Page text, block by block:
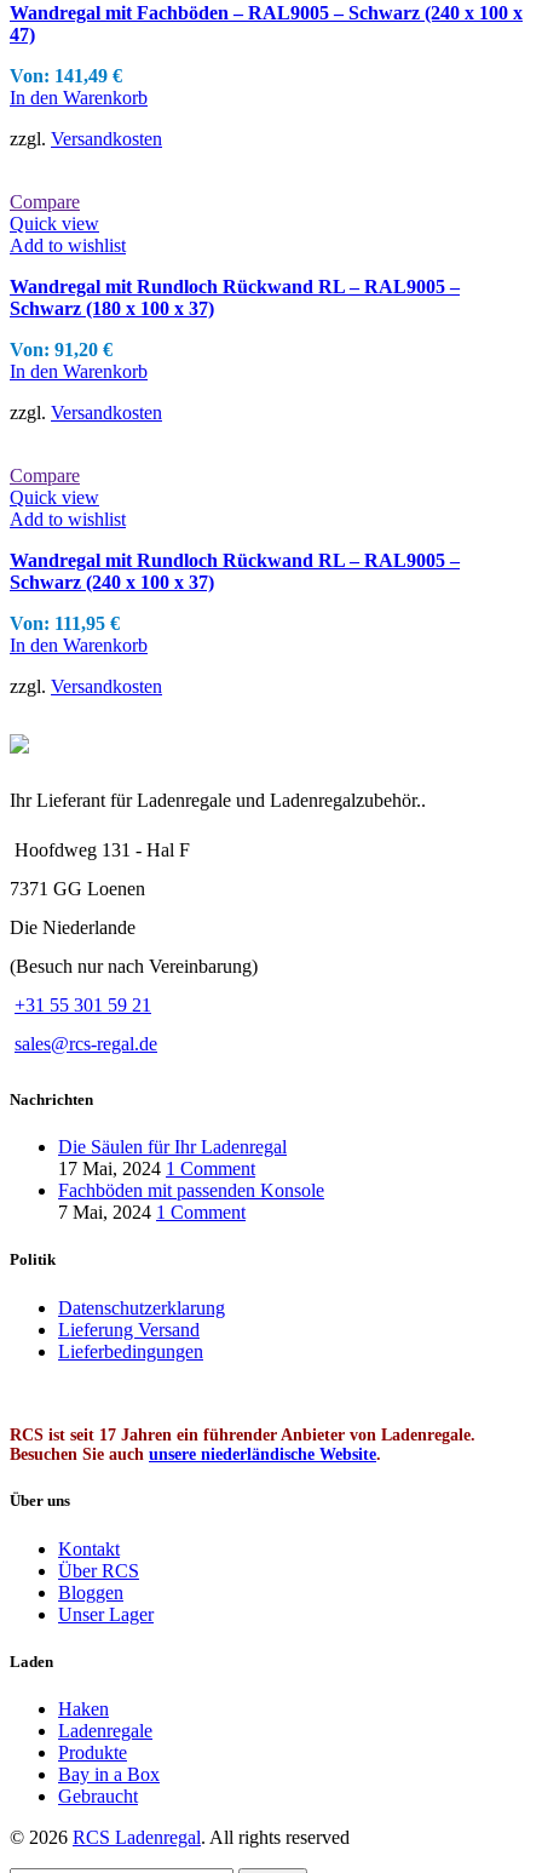
Wandregal mit Fachböden – RAL9005 – Schwarz (240 x 100 x
47)
Von: 141,49 €
In den Warenkorb
zzgl. Versandkosten
Compare
Quick view
Add to wishlist
Wandregal mit Rundloch Rückwand RL – RAL9005 –
Schwarz (180 x 100 x 37)
Von: 91,20 €
In den Warenkorb
zzgl. Versandkosten
Compare
Quick view
Add to wishlist
Wandregal mit Rundloch Rückwand RL – RAL9005 –
Schwarz (240 x 100 x 37)
Von: 111,95 €
In den Warenkorb
zzgl. Versandkosten
Ihr Lieferant für Ladenregale und Ladenregalzubehör..
Hoofdweg 131 - Hal F
7371 GG Loenen
Die Niederlande
(Besuch nur nach Vereinbarung)
+31 55 301 59 21
sales@rcs-regal.de
Nachrichten
Die Säulen für Ihr Ladenregal
17 Mai, 2024 1 Comment
Fachböden mit passenden Konsole
7 Mai, 2024 1 Comment
Politik
Datenschutzerklarung
Lieferung Versand
Lieferbedingungen
RCS ist seit 17 Jahren ein führender Anbieter von Ladenregale.
Besuchen Sie auch unsere niederländische Website.
Über uns
Kontakt
Über RCS
Bloggen
Unser Lager
Laden
Haken
Ladenregale
Produkte
Bay in a Box
Gebraucht
© 2026 RCS Ladenregal. All rights reserved